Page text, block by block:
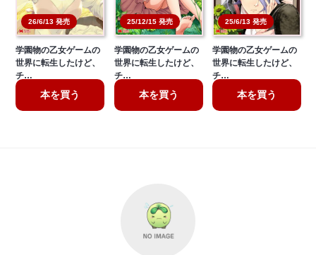
26/6/13 発売
学園物の乙女ゲームの
世界に転生したけど、
チ…
本を買う
25/12/15 発売
学園物の乙女ゲームの
世界に転生したけど、
チ…
本を買う
25/6/13 発売
学園物の乙女ゲームの
世界に転生したけど、
チ…
本を買う